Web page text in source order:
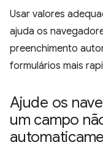
Usar valores
ajuda os
preenchimento
formulários mais
Ajude os
um campo